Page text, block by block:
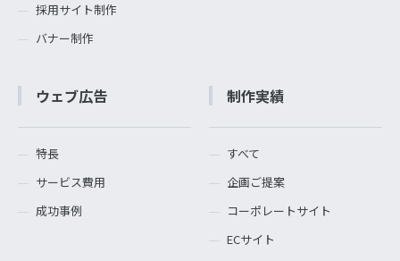
採用サイト制作
バナー制作
ウェブ広告
特長
サービス費用
成功事例
制作実績
すべて
企画ご提案
コーポレートサイト
ECサイト